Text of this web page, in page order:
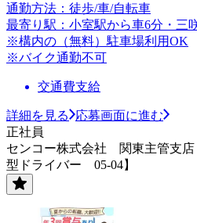
通勤方法：徒歩/車/自転車
最寄り駅：小室駅から車6分・三
※構内の（無料）駐車場利用OK
※バイク通勤不可
交通費支給
詳細を見る
応募画面に進む
正社員
センコー株式会社 関東主管支
型ドライバー 05-04】